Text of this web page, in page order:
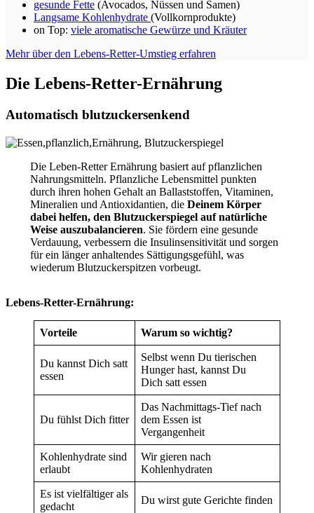
gesunde Fette (Avocados, Nüssen und Samen)
Langsame Kohlenhydrate (Vollkornprodukte)
on Top: viele aromatische Gewürze und Kräuter
Mehr über den Lebens-Retter-Umstieg erfahren
Die Lebens-Retter-Ernährung
Automatisch blutzuckersenkend
Die Leben-Retter Ernährung basiert auf pflanzlichen
Nahrungsmitteln. Pflanzliche Lebensmittel punkten
durch ihren hohen Gehalt an Ballaststoffen, Vitaminen,
Mineralien und Antioxidantien, die Deinem Körper
dabei helfen, den Blutzuckerspiegel auf natürliche
Weise auszubalancieren. Sie fördern eine gesunde
Verdauung, verbessern die Insulinsensitivität und sorgen
für ein länger anhaltendes Sättigungsgefühl, was
wiederum Blutzuckerspitzen vorbeugt.
Lebens-Retter-Ernährung:
Vorteile Warum so wichtig?
Du kannst Dich satt
essen
Selbst wenn Du tierischen
Hunger hast, kannst Du
Dich satt essen
Du fühlst Dich fitter
Das Nachmittags-Tief nach
dem Essen ist
Vergangenheit
Kohlenhydrate sind
erlaubt
Wir gieren nach
Kohlenhydraten
Es ist vielfältiger als
gedacht
Du wirst gute Gerichte finden